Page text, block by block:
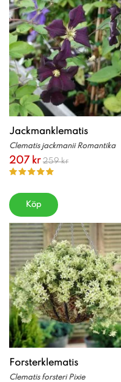
Jackmanklematis
Clematis jackmanii Romantika
207 kr 259 kr
Köp
Forsterklematis
Clematis forsteri Pixie